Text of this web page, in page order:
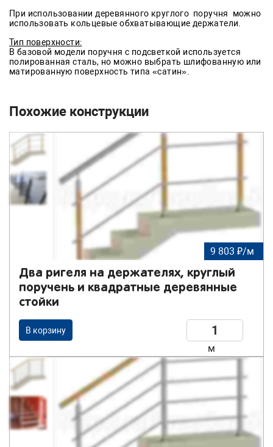
При использовании деревянного круглого поручня можно
использовать кольцевые обхватывающие держатели.
Тип поверхности:
В базовой модели поручня с подсветкой используется
полированная сталь, но можно выбрать шлифованную или
матированную поверхность типа «сатин».
Похожие конструкции
9 803 ₽/м
Два ригеля на держателях, круглый
поручень и квадратные деревянные
стойки
В корзину
м